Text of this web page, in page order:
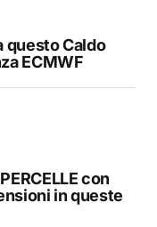
questo Caldo
ECMWF
con
in queste